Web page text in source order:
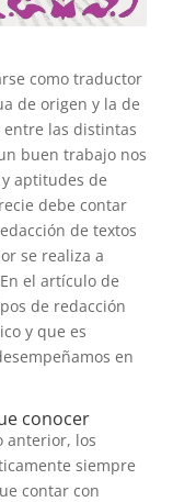
como traductor
de origen y la de
las distintas
buen trabajo nos
aptitudes de
debe contar
de textos
se realiza a
el artículo de
de redacción
y que es
en
conocer
anterior, los
siempre
contar con